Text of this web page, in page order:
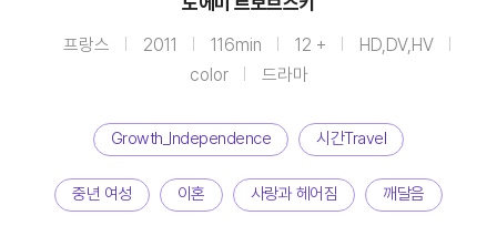
프랑스 2011 116min 12 +
HD,DV,HV
color
드라마
Growth_Independence 시간Travel
중년 여성 이혼 사랑과 헤어짐 깨달음